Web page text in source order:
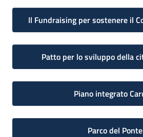
Il Fundraising per sostenere il
Patto per lo sviluppo della
Piano integrato
Parco del Ponte